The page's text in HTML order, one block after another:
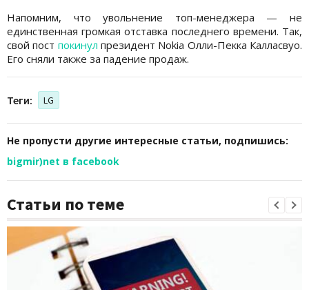
Напомним, что увольнение топ-менеджера — не
единственная громкая отставка последнего времени. Так,
свой пост покинул президент Nokia Олли-Пекка Калласвуо.
Его сняли также за падение продаж.
Теги: LG
Не пропусти другие интересные статьи, подпишись:
bigmir)net в facebook
Статьи по теме